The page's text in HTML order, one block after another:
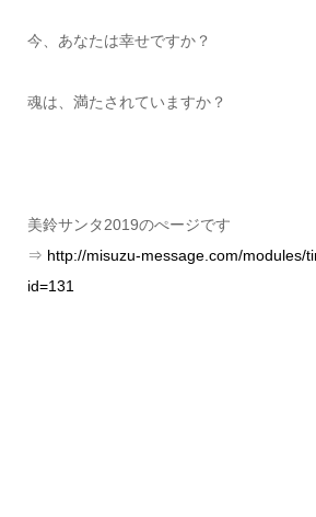
今、あなたは幸せですか？
魂は、満たされていますか？
美鈴サンタ2019のぺージです
⇒ http://misuzu-message.com/modules/
id=131